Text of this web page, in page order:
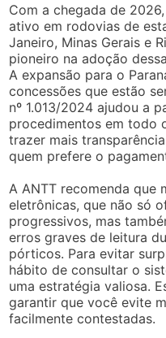
Com a chegada de
ativo em rodovias de
Janeiro, Minas Gerais e
pioneiro na adoção
A expansão para o
concessões que estão
nº 1.013/2024 ajudou a
procedimentos em todo
trazer mais
quem prefere o
A ANTT recomenda que
eletrônicas, que não só
progressivos, mas
erros graves de leitura
pórticos. Para evitar
hábito de consultar o
uma estratégia valiosa.
garantir que você evite
facilmente contestadas.